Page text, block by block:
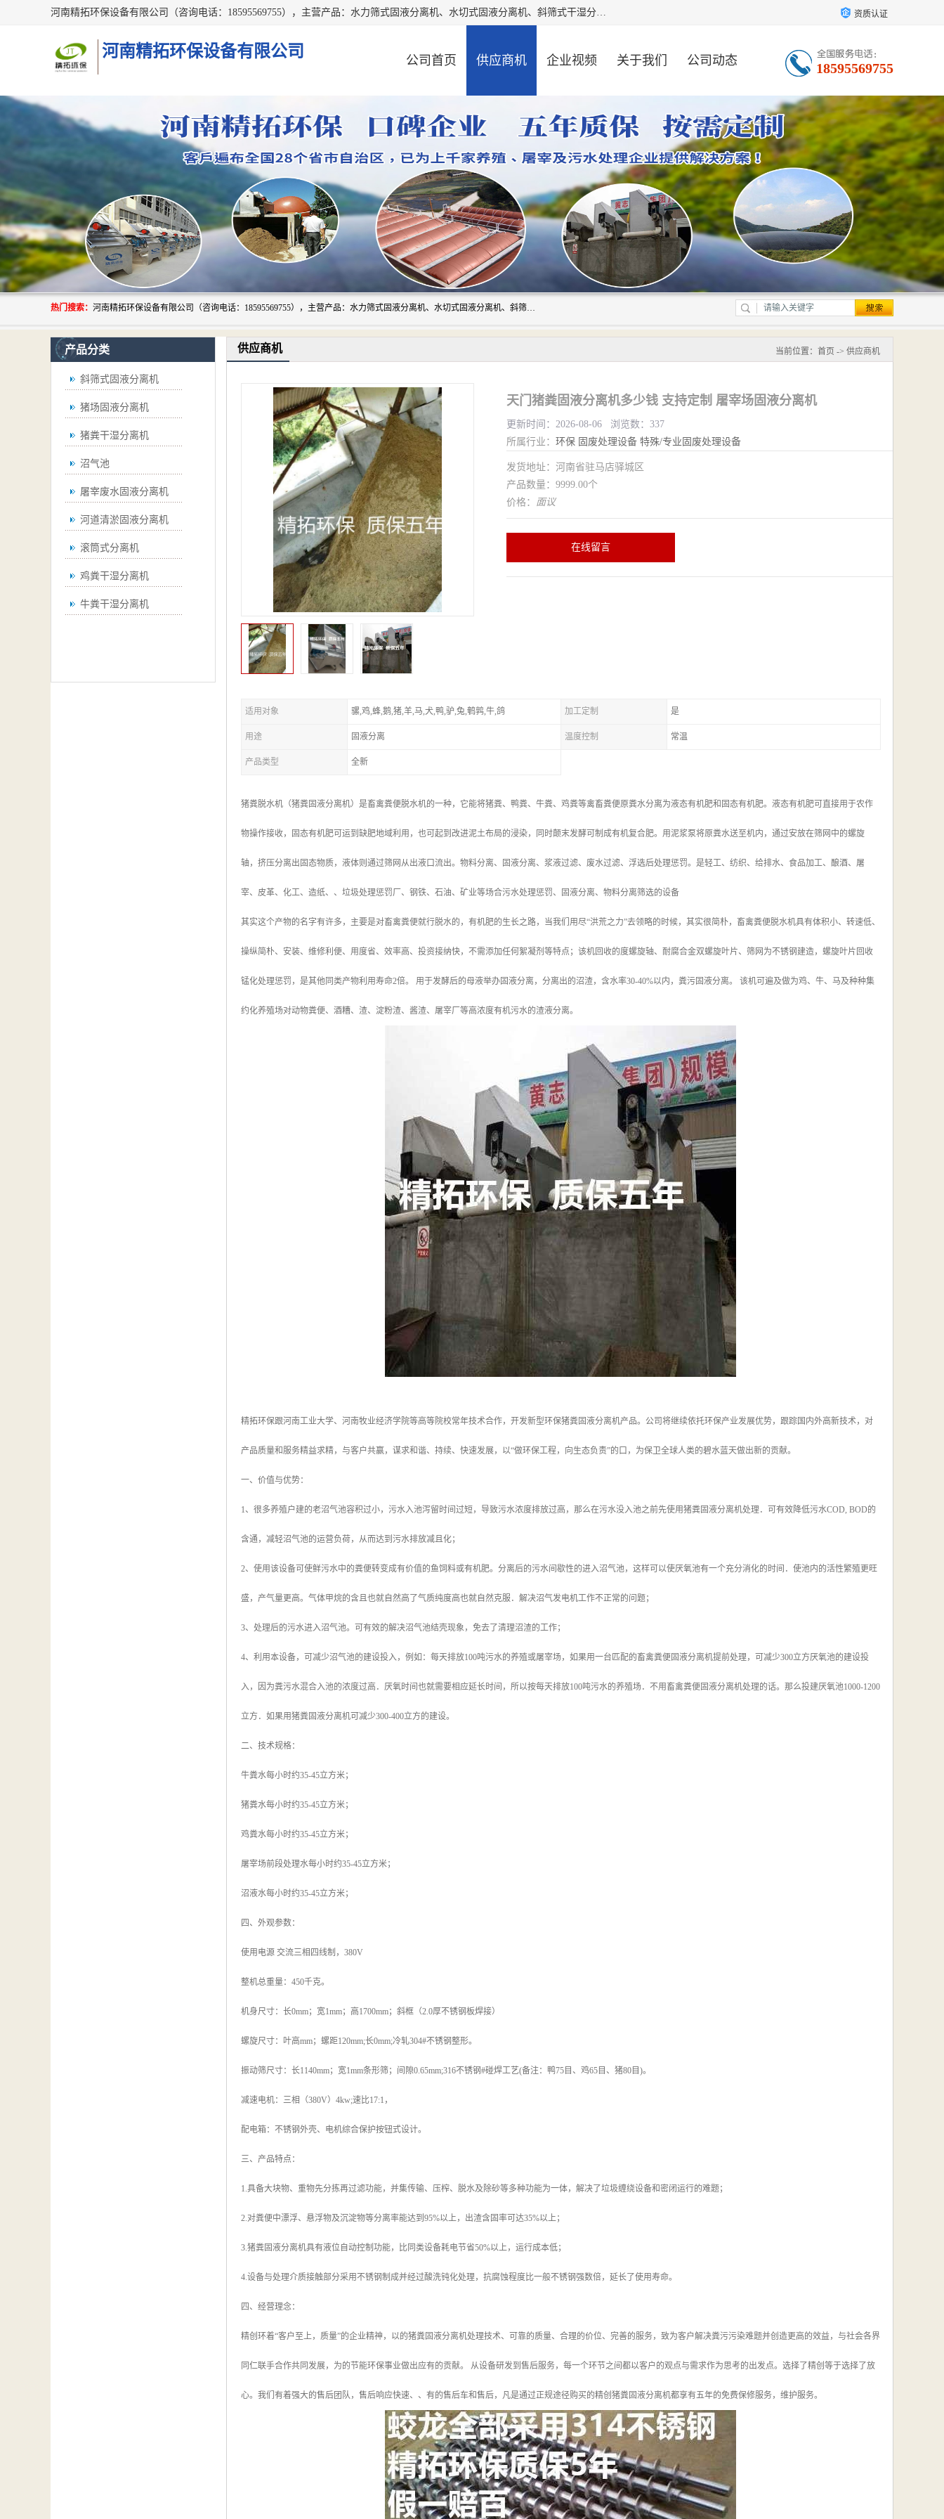
河南精拓环保设备有限公司（咨询电话：18595569755），主营产品：水力筛式固液分离机、水切式固液分离机、斜筛式干湿分离机、养猪场固液分离机、斜筛式固液分离机、屠宰场固液分离机、猪场干湿分离机等。公司从事固液分离设备及配套沼气池的研发、设计、销售与施工，并提供污水处理整体解决方案。 资质认证
河南精拓环保设备有限公司 公司首页 供应商机 企业视频 关于我们 公司动态 18595569755
热门搜索： 河南精拓环保设备有限公司（咨询电话：18595569755），主营产品：水力筛式固液分离机、水切式固液分离机、斜筛式干湿分离机、养猪场固液分离机、斜筛式固液分离机、屠宰场固液分离机、猪场干湿分离机等。公司从事固液分离设备及配套沼气池的研发、设计、销售与施工，并提供污水处理整体解决方案。
产品分类
斜筛式固液分离机
猪场固液分离机
猪粪干湿分离机
沼气池
屠宰废水固液分离机
河道清淤固液分离机
滚筒式分离机
鸡粪干湿分离机
牛粪干湿分离机
供应商机 当前位置： 首页 -> 供应商机
天门猪粪固液分离机多少钱 支持定制 屠宰场固液分离机
更新时间：2026-08-06 浏览数：337
所属行业： 环保 固废处理设备 特殊/专业固废处理设备
发货地址：河南省驻马店驿城区
产品数量：9999.00个
价格： 面议
在线留言
适用对象 骡,鸡,蜂,鹅,猪,羊,马,犬,鸭,驴,兔,鹌鹑,牛,鸽 加工定制 是
用途 固液分离 温度控制 常温
产品类型 全新
猪粪脱水机（猪粪固液分离机）是畜禽粪便脱水机的一种，它能将猪粪、鸭粪、牛粪、鸡粪等禽畜粪便原粪水分离为液态有机肥和固态有机肥。液态有机肥可直接用于农作
物操作接收，固态有机肥可运到缺肥地域利用，也可起到改进泥土布局的浸染，同时颠末发酵可制成有机复合肥。用泥浆泵将原粪水送至机内，通过安放在筛网中的螺旋
轴，挤压分离出固态物质，液体则通过筛网从出液口流出。物料分离、固液分离、浆液过滤、废水过滤、浮选后处理惩罚。是轻工、纺织、给排水、食品加工、酿酒、屠
宰、皮革、化工、造纸、、垃圾处理惩罚厂、钢铁、石油、矿业等场合污水处理惩罚、固液分离、物料分离筛选的设备
其实这个产物的名字有许多，主要是对畜禽粪便就行脱水的，有机肥的生长之路，当我们用尽“洪荒之力”去领略的时候，其实很简朴，畜禽粪便脱水机具有体积小、转速低、
操纵简朴、安装、维修利便、用度省、效率高、投资接纳快，不需添加任何絮凝剂等特点；该机回收的度螺旋轴、耐腐合金双螺旋叶片、筛网为不锈钢建造，螺旋叶片回收
锰化处理惩罚，是其他同类产物利用寿命2倍。 用于发酵后的母液举办固液分离，分离出的沼渣，含水率30-40%以内，粪污固液分离。 该机可遍及做为鸡、牛、马及种种集
约化养殖场对动物粪便、酒糟、渣、淀粉渣、酱渣、屠宰厂等高浓度有机污水的渣液分离。
精拓环保跟河南工业大学、河南牧业经济学院等高等院校常年技术合作，开发新型环保猪粪固液分离机产品。公司将继续依托环保产业发展优势，跟踪国内外高新技术，对
产品质量和服务精益求精，与客户共赢，谋求和谐、持续、快速发展，以“做环保工程，向生态负责”的口，为保卫全球人类的碧水蓝天做出新的贡献。
一、价值与优势：
1、很多养殖户建的老沼气池容积过小，污水入池泻留时间过短，导致污水浓度排放过高，那么在污水没入池之前先使用猪粪固液分离机处理．可有效降低污水COD, BOD的
含通，减轻沼气池的运营负荷，从而达到污水排放减且化；
2、使用该设备可使鲜污水中的粪便转变成有价值的鱼饲料或有机肥。分离后的污水间歇性的进入沼气池，这样可以使厌氧池有一个充分消化的时间．使池内的活性繁殖更旺
盛，产气量更高。气体甲烷的含且也就自然高了气质纯度高也就自然克服．解决沼气发电机工作不正常的问题；
3、处理后的污水进入沼气池。可有效的解决沼气池结壳现象，免去了清理沼渣的工作；
4、利用本设备，可减少沼气池的建设投入，例如：每天排放100吨污水的养殖或屠宰场，如果用一台匹配的畜禽粪便固液分离机提前处理，可减少300立方厌氧池的建设投
入，因为粪污水混合入池的浓度过高．厌氧时间也就需要相应延长时间，所以按每天排放100吨污水的养殖场．不用畜禽粪便固液分离机处理的话。那么投建厌氧池1000-1200
立方．如果用猪粪固液分离机可减少300-400立方的建设。
二、技术规格：
牛粪水每小时约35-45立方米；
猪粪水每小时约35-45立方米；
鸡粪水每小时约35-45立方米；
屠宰场前段处理水每小时约35-45立方米；
沼液水每小时约35-45立方米；
四、外观参数：
使用电源 交流三相四线制，380V
整机总重量：450千克。
机身尺寸：长0mm；宽1mm；高1700mm；斜框（2.0厚不锈钢板焊接）
螺旋尺寸：叶高mm；螺距120mm;长0mm;冷轧304#不锈钢整形。
振动筛尺寸：长1140mm；宽1mm条形筛；间隙0.65mm;316不锈钢#碰焊工艺(备注：鸭75目、鸡65目、猪80目)。
减速电机：三相（380V）4kw;速比17:1，
配电箱：不锈钢外壳、电机综合保护按钮式设计。
三、产品特点：
1.具备大块物、重物先分拣再过滤功能，并集传输、压榨、脱水及除砂等多种功能为一体，解决了垃圾缠绕设备和密闭运行的难题；
2.对粪便中漂浮、悬浮物及沉淀物等分离率能达到95%以上，出渣含固率可达35%以上；
3.猪粪固液分离机具有液位自动控制功能，比同类设备耗电节省50%以上，运行成本低；
4.设备与处理介质接触部分采用不锈钢制成并经过酸洗钝化处理，抗腐蚀程度比一般不锈钢强数倍，延长了使用寿命。
四、经营理念：
精创环着“客户至上，质量”的企业精神，以的猪粪固液分离机处理技术、可靠的质量、合理的价位、完善的服务，致为客户解决粪污污染难题并创造更高的效益，与社会各界
同仁联手合作共同发展，为的节能环保事业做出应有的贡献。 从设备研发到售后服务，每一个环节之间都以客户的观点与需求作为思考的出发点。选择了精创等于选择了放
心。我们有着强大的售后团队，售后响应快速、、有的售后车和售后，凡是通过正规途径购买的精创猪粪固液分离机都享有五年的免费保修服务，维护服务。